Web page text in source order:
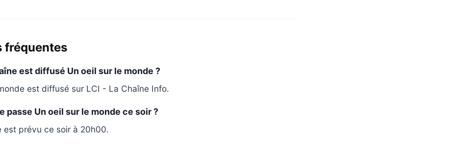
fréquentes
est diffusé Un oeil sur le monde ?
est diffusé sur LCI - La Chaîne Info.
passe Un oeil sur le monde ce soir ?
est prévu ce soir à 20h00.